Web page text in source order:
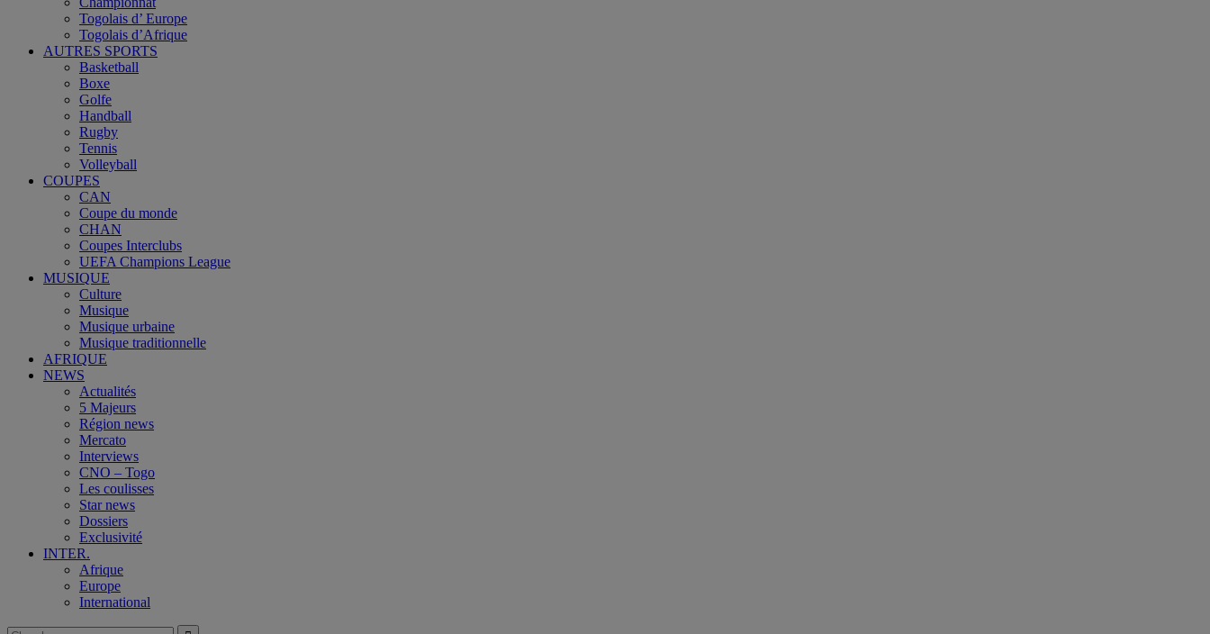
Togolais d’ Europe
Togolais d’Afrique
AUTRES SPORTS
Basketball
Boxe
Golfe
Handball
Rugby
Tennis
Volleyball
COUPES
CAN
Coupe du monde
CHAN
Coupes Interclubs
UEFA Champions League
MUSIQUE
Culture
Musique
Musique urbaine
Musique traditionnelle
AFRIQUE
NEWS
Actualités
5 Majeurs
Région news
Mercato
Interviews
CNO – Togo
Les coulisses
Star news
Dossiers
Exclusivité
INTER.
Afrique
Europe
International